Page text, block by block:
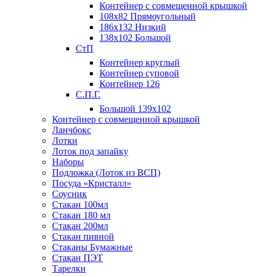
Контейнер с совмещенной крышкой
108х82 Прямоугольный
186х132 Низкий
138х102 Большой
СтП
Контейнер круглый
Контейнер суповой
Контейнер 126
С.П.Г.
Большой 139х102
Контейнер с совмещенной крышкой
Ланчбокс
Лотки
Лоток под запайку
Наборы
Подложка (Лоток из ВСП)
Посуда «Кристалл»
Соусник
Стакан 100мл
Стакан 180 мл
Стакан 200мл
Стакан пивной
Стаканы Бумажные
Стакан ПЭТ
Тарелки